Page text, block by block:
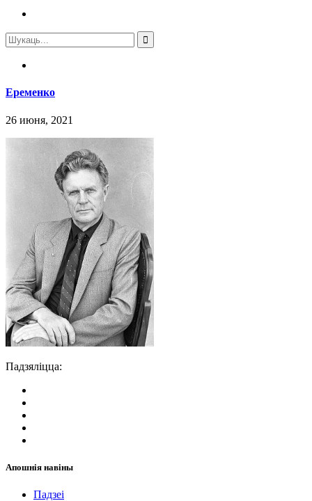
Еременко
26 июня, 2021
Падзяліцца:
Апошнія навіны
Падзеі